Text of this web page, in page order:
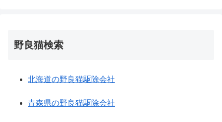
野良猫検索
北海道の野良猫駆除会社
青森県の野良猫駆除会社